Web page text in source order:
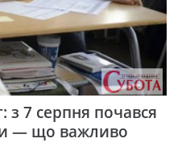
з 7 серпня почався
— що важливо